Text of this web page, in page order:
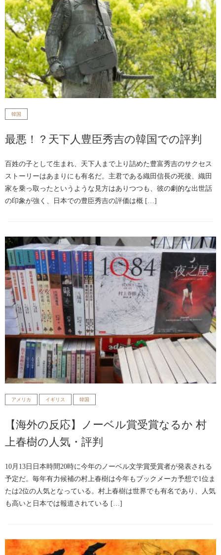
韓国
最悪！？天下人豊臣秀吉の韓国での評判
百姓の子として生まれ、天下人まで上り詰めた豊富秀吉のサクセス
ストーリーはあまりにも有名だ。主君である織田信長の死後、織田
家を乗っ取ったというような見方はありつつも、彼の劇的な出世話
の印象が強く、日本での豊臣秀吉の評価は概 […]
アメリカ イギリス 韓国
【海外の反応】ノーベル賞受賞なるか 村
上春樹の人気・評判
10月13日日本時間20時に今年のノーベル文学賞受賞者が発表される
予定だ。毎年有力候補の村上春樹は今年もブックメーカ予想で1位ま
たは2位の人気となっている。村上春樹は世界でも有名であり、人気
も高いと日本では報道されている […]